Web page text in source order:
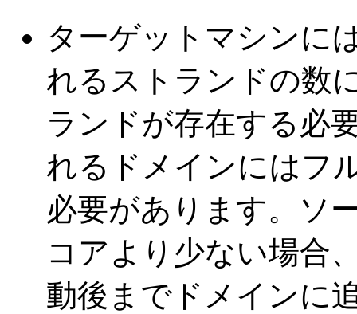
ターゲットマシンに
れるストランドの数
ランドが存在する必
れるドメインにはフ
必要があります。ソ
コアより少ない場合
動後までドメインに